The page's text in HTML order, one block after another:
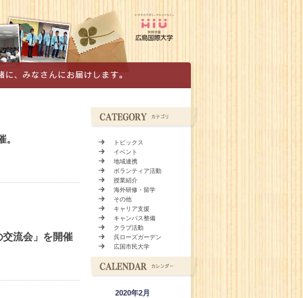
流会」を開催
トピックス
イベント
地域連携
ボランティア活動
授業紹介
海外研修・留学
その他
キャリア支援
キャンパス整備
クラブ活動
呉ローズガーデン
広国市民大学
2020年2月